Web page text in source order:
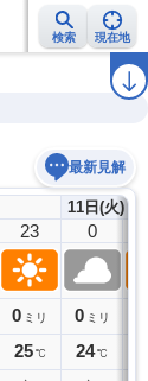
検索 現在地
ラ
最新見解
23
0 ミリ
25 ℃
11日(火)
0
0 ミリ
24℃